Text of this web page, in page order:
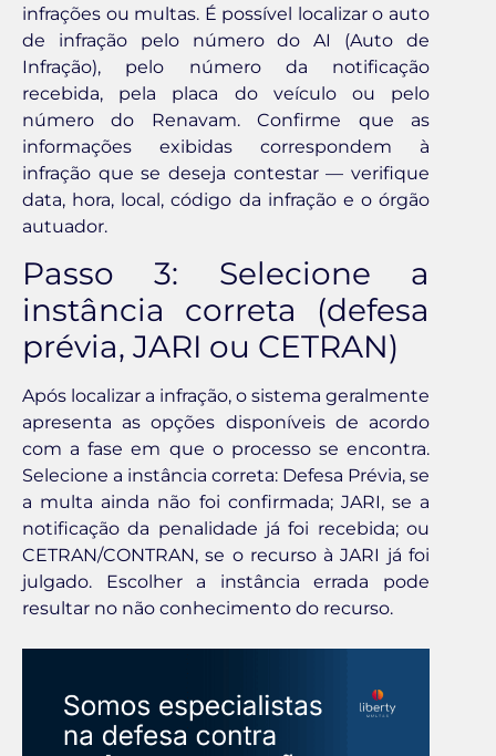
infrações ou multas. É possível localizar o auto
de infração pelo número do AI (Auto de
Infração), pelo número da notificação
recebida, pela placa do veículo ou pelo
número do Renavam. Confirme que as
informações exibidas correspondem à
infração que se deseja contestar — verifique
data, hora, local, código da infração e o órgão
autuador.
Passo 3: Selecione a
instância correta (defesa
prévia, JARI ou CETRAN)
Após localizar a infração, o sistema geralmente
apresenta as opções disponíveis de acordo
com a fase em que o processo se encontra.
Selecione a instância correta: Defesa Prévia, se
a multa ainda não foi confirmada; JARI, se a
notificação da penalidade já foi recebida; ou
CETRAN/CONTRAN, se o recurso à JARI já foi
julgado. Escolher a instância errada pode
resultar no não conhecimento do recurso.